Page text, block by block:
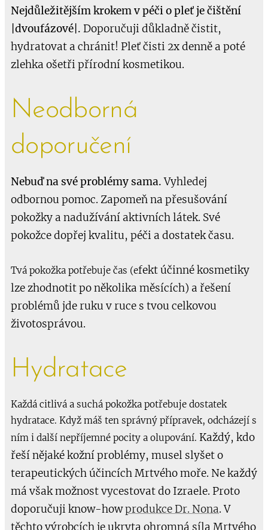
Nejdůležitějším krokem v péči o pleť je čištění
|dvoufázové|. Doporučuji důkladně čistit,
hydratovat a chránit! Pleť čisti 2x denně a poté
zlehka ošetři přírodní kosmetikou.
Neodborná
doporučení
Nebuď na své problémy sama.Vyhledej
odbornou pomoc. Zapomeň na přesušování
pokožky a nadužívání aktivních látek. Své
pokožce dopřej kvalitu, péči a dostatek času.
Tvá pokožka potřebuje čas (efekt účinné kosmetiky
lze zhodnotit po několika měsících) a řešení
problémů jde ruku v ruce s tvou celkovou
životosprávou.
Hydratace
Každá citlivá a suchá pokožka potřebuje dostatek
hydratace. Když máš ten správný přípravek, odcházejí s
ním i další nepříjemné pocity a olupování. Každý, kdo
řeší nějaké kožní problémy, musel slyšet o
terapeutických účincích Mrtvého moře. Ne každý
má však možnost vycestovat do Izraele. Proto
doporučuji know-howprodukce Dr. Nona. V
těchto výrobcích je ukryta ohromná síla Mrtvého